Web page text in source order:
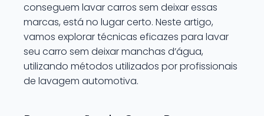
conseguem lavar carros sem deixar essas
marcas, está no lugar certo. Neste artigo,
vamos explorar técnicas eficazes para lavar
seu carro sem deixar manchas d’água,
utilizando métodos utilizados por profissionais
de lavagem automotiva.